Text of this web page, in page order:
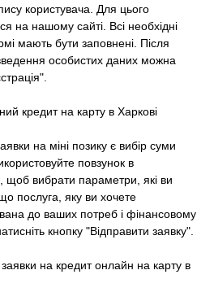
користувача. Для цього
на нашому сайті. Всі необхідні
мають бути заповнені. Після
особистих даних можна
кредит на карту в Харкові
на міні позику є вибір суми
повзунок в
щоб вибрати параметри, які ви
послуга, яку ви хочете
до ваших потреб і фінансовому
кнопку "Відправити заявку".
на кредит онлайн на карту в